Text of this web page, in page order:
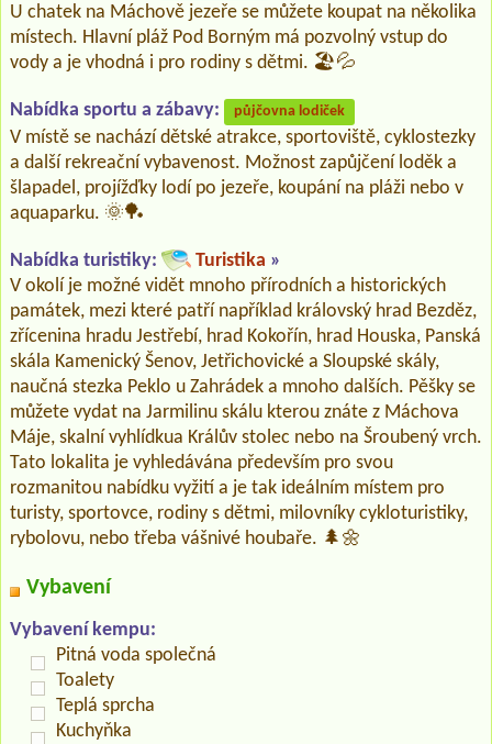
U chatek na Máchově jezeře se můžete koupat na několika
místech. Hlavní pláž Pod Borným má pozvolný vstup do
vody a je vhodná i pro rodiny s dětmi. 🏖️💦
Nabídka sportu a zábavy: půjčovna lodiček
V místě se nachází dětské atrakce, sportoviště, cyklostezky
a další rekreační vybavenost. Možnost zapůjčení loděk a
šlapadel, projížďky lodí po jezeře, koupání na pláži nebo v
aquaparku. 🌞🏓
Nabídka turistiky: Turistika »
V okolí je možné vidět mnoho přírodních a historických
památek, mezi které patří například královský hrad Bezděz,
zřícenina hradu Jestřebí, hrad Kokořín, hrad Houska, Panská
skála Kamenický Šenov, Jetřichovické a Sloupské skály,
naučná stezka Peklo u Zahrádek a mnoho dalších. Pěšky se
můžete vydat na Jarmilinu skálu kterou znáte z Máchova
Máje, skalní vyhlídkua Králův stolec nebo na Šroubený vrch.
Tato lokalita je vyhledávána především pro svou
rozmanitou nabídku vyžití a je tak ideálním místem pro
turisty, sportovce, rodiny s dětmi, milovníky cykloturistiky,
rybolovu, nebo třeba vášnivé houbaře. 🌲🌼
Vybavení
Vybavení kempu:
Pitná voda společná
Toalety
Teplá sprcha
Kuchyňka